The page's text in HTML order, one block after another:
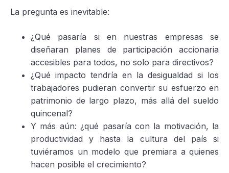
La pregunta es inevitable:
¿Qué pasaría si en nuestras empresas se
diseñaran planes de participación accionaria
accesibles para todos, no solo para directivos?
¿Qué impacto tendría en la desigualdad si los
trabajadores pudieran convertir su esfuerzo en
patrimonio de largo plazo, más allá del sueldo
quincenal?
Y más aún: ¿qué pasaría con la motivación, la
productividad y hasta la cultura del país si
tuviéramos un modelo que premiara a quienes
hacen posible el crecimiento?